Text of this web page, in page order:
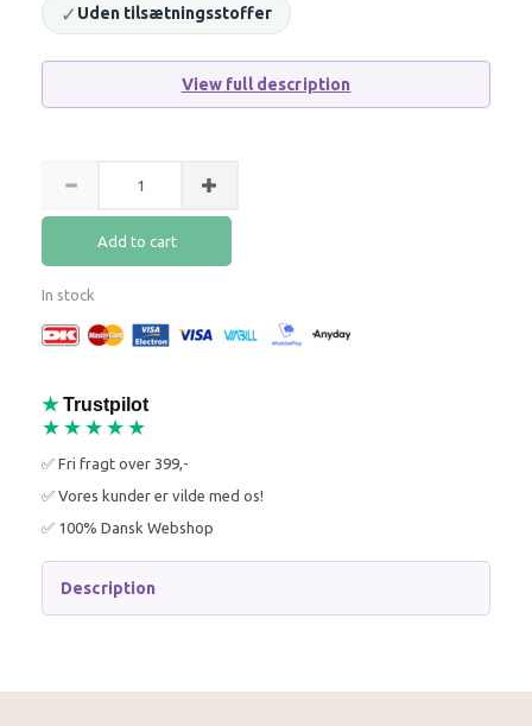
✓Uden tilsætningsstoffer
View full description
Add to cart
In stock
★ Trustpilot
★★★★★
✅ Fri fragt over 399,-
✅ Vores kunder er vilde med os!
✅ 100% Dansk Webshop
Description